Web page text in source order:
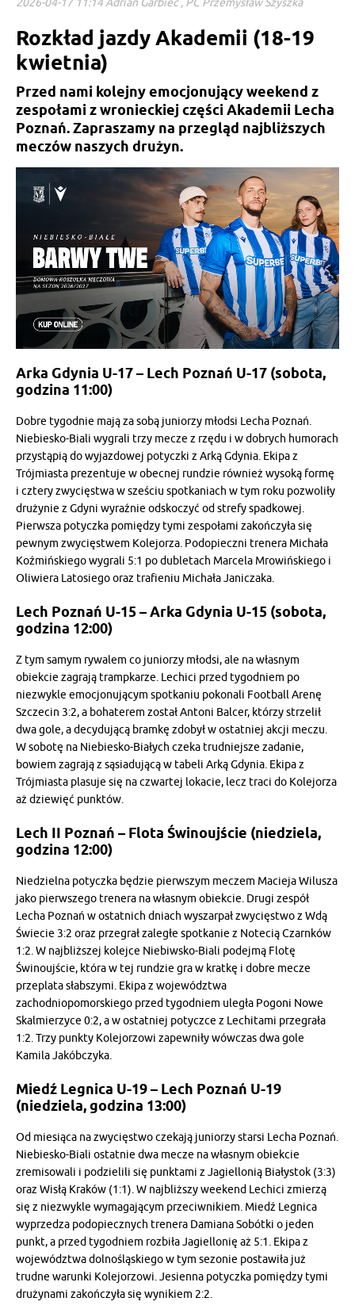
Rozkład jazdy Akademii (18-19
kwietnia)
Przed nami kolejny emocjonujący weekend z
zespołami z wronieckiej części Akademii Lecha
Poznań. Zapraszamy na przegląd najbliższych
meczów naszych drużyn.
Arka Gdynia U-17 – Lech Poznań U-17 (sobota,
godzina 11:00)
Dobre tygodnie mają za sobą juniorzy młodsi Lecha Poznań.
Niebiesko-Biali wygrali trzy mecze z rzędu i w dobrych humorach
przystąpią do wyjazdowej potyczki z Arką Gdynia. Ekipa z
Trójmiasta prezentuje w obecnej rundzie również wysoką formę
i cztery zwycięstwa w sześciu spotkaniach w tym roku pozwoliły
drużynie z Gdyni wyraźnie odskoczyć od strefy spadkowej.
Pierwsza potyczka pomiędzy tymi zespołami zakończyła się
pewnym zwycięstwem Kolejorza. Podopieczni trenera Michała
Koźmińskiego wygrali 5:1 po dubletach Marcela Mrowińskiego i
Oliwiera Latosiego oraz trafieniu Michała Janiczaka.
Lech Poznań U-15 – Arka Gdynia U-15 (sobota,
godzina 12:00)
Z tym samym rywalem co juniorzy młodsi, ale na własnym
obiekcie zagrają trampkarze. Lechici przed tygodniem po
niezwykle emocjonującym spotkaniu pokonali Football Arenę
Szczecin 3:2, a bohaterem został Antoni Balcer, którzy strzelił
dwa gole, a decydującą bramkę zdobył w ostatniej akcji meczu.
W sobotę na Niebiesko-Białych czeka trudniejsze zadanie,
bowiem zagrają z sąsiadującą w tabeli Arką Gdynia. Ekipa z
Trójmiasta plasuje się na czwartej lokacie, lecz traci do Kolejorza
aż dziewięć punktów.
Lech II Poznań – Flota Świnoujście (niedziela,
godzina 12:00)
Niedzielna potyczka będzie pierwszym meczem Macieja Wilusza
jako pierwszego trenera na własnym obiekcie. Drugi zespół
Lecha Poznań w ostatnich dniach wyszarpał zwycięstwo z Wdą
Świecie 3:2 oraz przegrał zaległe spotkanie z Notecią Czarnków
1:2. W najbliższej kolejce Niebiwsko-Biali podejmą Flotę
Świnoujście, która w tej rundzie gra w kratkę i dobre mecze
przeplata słabszymi. Ekipa z województwa
zachodniopomorskiego przed tygodniem uległa Pogoni Nowe
Skalmierzyce 0:2, a w ostatniej potyczce z Lechitami przegrała
1:2. Trzy punkty Kolejorzowi zapewniły wówczas dwa gole
Kamila Jakóbczyka.
Miedź Legnica U-19 – Lech Poznań U-19
(niedziela, godzina 13:00)
Od miesiąca na zwycięstwo czekają juniorzy starsi Lecha Poznań.
Niebiesko-Biali ostatnie dwa mecze na własnym obiekcie
zremisowali i podzielili się punktami z Jagiellonią Białystok (3:3)
oraz Wisłą Kraków (1:1). W najbliższy weekend Lechici zmierzą
się z niezwykle wymagającym przeciwnikiem. Miedź Legnica
wyprzedza podopiecznych trenera Damiana Sobótki o jeden
punkt, a przed tygodniem rozbiła Jagiellonię aż 5:1. Ekipa z
województwa dolnośląskiego w tym sezonie postawiła już
trudne warunki Kolejorzowi. Jesienna potyczka pomiędzy tymi
drużynami zakończyła się wynikiem 2:2.